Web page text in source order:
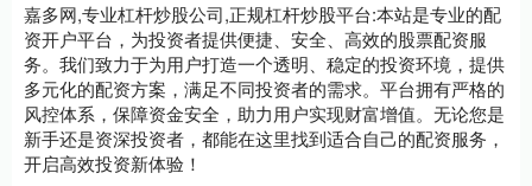
嘉多网,专业杠杆炒股公司,正规杠杆炒股平台:本站是专业的配
资开户平台，为投资者提供便捷、安全、高效的股票配资服
务。我们致力于为用户打造一个透明、稳定的投资环境，提供
多元化的配资方案，满足不同投资者的需求。平台拥有严格的
风控体系，保障资金安全，助力用户实现财富增值。无论您是
新手还是资深投资者，都能在这里找到适合自己的配资服务，
开启高效投资新体验！